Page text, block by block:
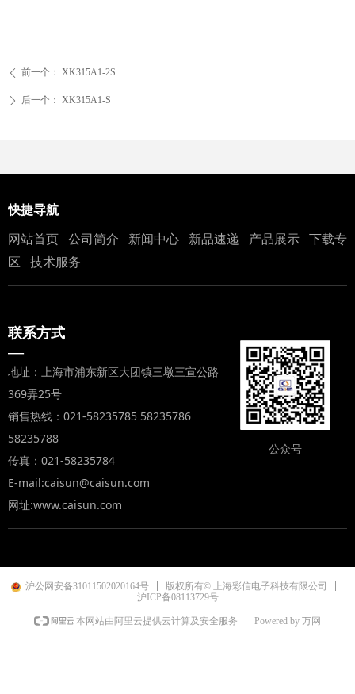
ꄴ 前一个： XK315A1-2S
ꄲ 后一个： XK315A1-S
快捷导航
网站首页 公司简介 新闻中心 新品速递 产品展示
下载专
区
技术服务
联系方式
—
地址：上海市浦东新区大团镇三墩三宣公路
369弄25号
销售热线：021-58235785 58235786
58235788
传真：021-58235784
E-mail:caisun@caisun.com
网址:www.caisun.com
公众号
沪公网安备31011502020164号
版权所有© 上海彩信电子科技有限公司
沪ICP备08113729号
本网站由阿里云提供云计算及安全服务 Powered by 万网